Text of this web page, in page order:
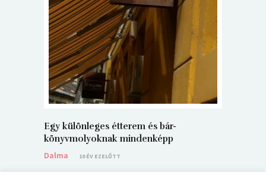
Egy különleges étterem és bár-
könyvmolyoknak mindenképp
Dalma
10 ÉV EZELŐTT